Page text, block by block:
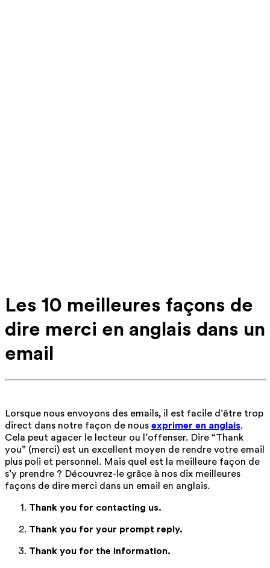
Les 10 meilleures façons de
dire merci en anglais dans un
email
Lorsque nous envoyons des emails, il est facile d’être trop
direct dans notre façon de nous exprimer en anglais.
Cela peut agacer le lecteur ou l’offenser. Dire “Thank
you” (merci) est un excellent moyen de rendre votre email
plus poli et personnel. Mais quel est la meilleure façon de
s’y prendre ? Découvrez-le grâce à nos dix meilleures
façons de dire merci dans un email en anglais.
Thank you for contacting us.
Thank you for your prompt reply.
Thank you for the information.